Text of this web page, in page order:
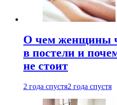
О чем женщины
в постели и
не стоит
2 года спустя2 года спустя